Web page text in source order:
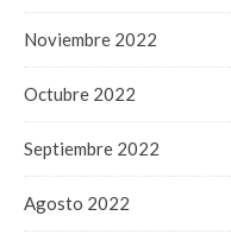
Noviembre 2022
Octubre 2022
Septiembre 2022
Agosto 2022